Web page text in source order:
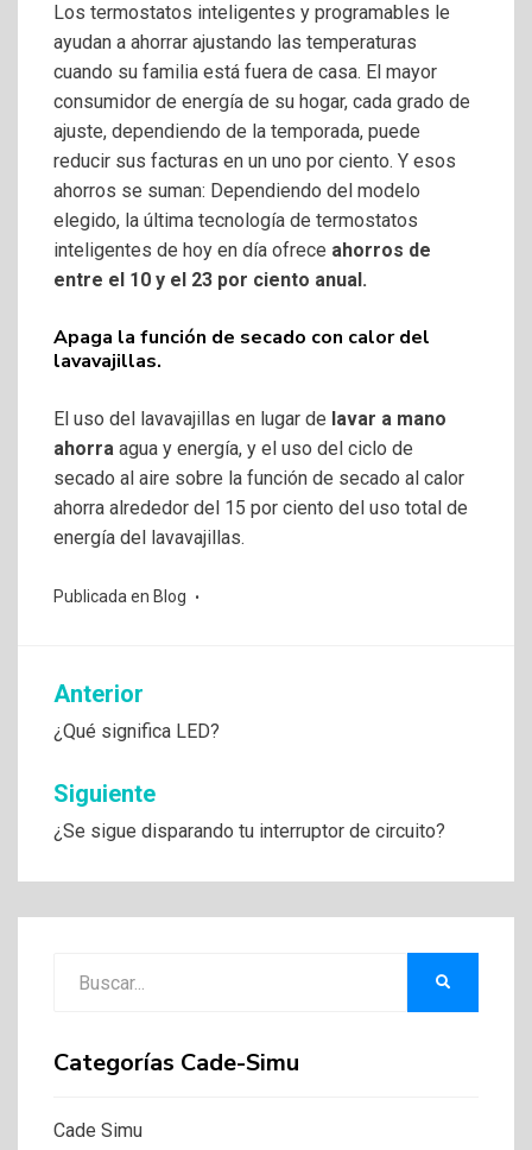
Los termostatos inteligentes y programables le
ayudan a ahorrar ajustando las temperaturas
cuando su familia está fuera de casa. El mayor
consumidor de energía de su hogar, cada grado de
ajuste, dependiendo de la temporada, puede
reducir sus facturas en un uno por ciento. Y esos
ahorros se suman: Dependiendo del modelo
elegido, la última tecnología de termostatos
inteligentes de hoy en día ofrece ahorros de
entre el 10 y el 23 por ciento anual.
Apaga la función de secado con calor del
lavavajillas.
El uso del lavavajillas en lugar de lavar a mano
ahorra agua y energía, y el uso del ciclo de
secado al aire sobre la función de secado al calor
ahorra alrededor del 15 por ciento del uso total de
energía del lavavajillas.
Publicada en Blog
Navegación
de
entradas
Anterior
¿Qué significa LED?
Siguiente
¿Se sigue disparando tu interruptor de circuito?
Categorías Cade-Simu
Cade Simu